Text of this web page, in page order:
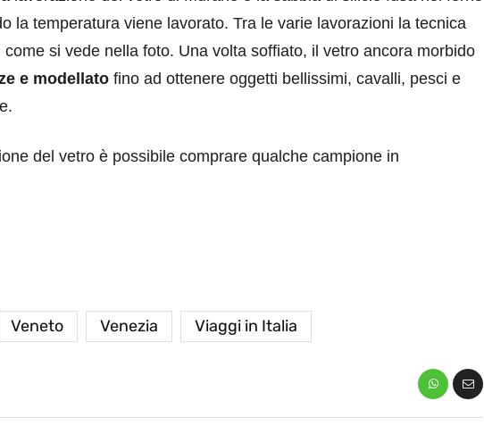
la temperatura viene lavorato. Tra le varie lavorazioni la tecnica
come si vede nella foto. Una volta soffiato, il vetro ancora morbido
e modellato fino ad ottenere oggetti bellissimi, cavalli, pesci e
del vetro è possibile comprare qualche campione in
Veneto Venezia Viaggi in Italia
e la Grecia di
Eventi di aprile 2026 a